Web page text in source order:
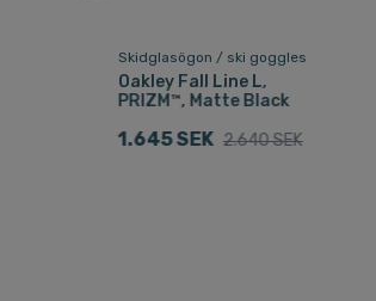
Skidglasögon / ski goggles
Oakley Fall Line L,
PRIZM™, Matte Black
1.645 SEK 2.640 SEK